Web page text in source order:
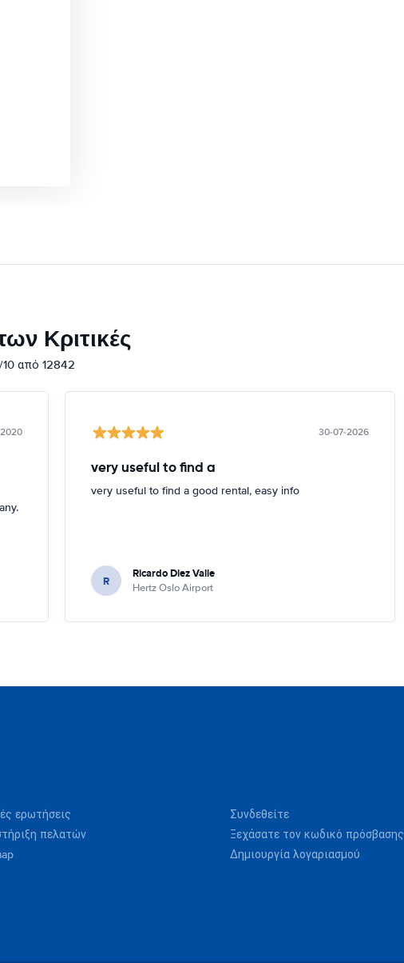
Κριτικές
από 12842
30-07-2026
very useful to find a
very useful to find a good rental, easy info
R Ricardo Diez Valle
Hertz Oslo Airport
ερωτήσεις
πελατών
Συνδεθείτε
Ξεχάσατε τον κωδικό πρόσβασης
Δημιουργία λογαριασμού